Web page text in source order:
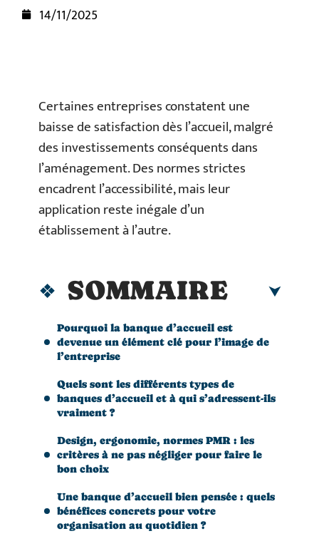
14/11/2025
Certaines entreprises constatent une
baisse de satisfaction dès l’accueil, malgré
des investissements conséquents dans
l’aménagement. Des normes strictes
encadrent l’accessibilité, mais leur
application reste inégale d’un
établissement à l’autre.
SOMMAIRE
Pourquoi la banque d’accueil est
devenue un élément clé pour l’image de
l’entreprise
Quels sont les différents types de
banques d’accueil et à qui s’adressent-ils
vraiment ?
Design, ergonomie, normes PMR : les
critères à ne pas négliger pour faire le
bon choix
Une banque d’accueil bien pensée : quels
bénéfices concrets pour votre
organisation au quotidien ?